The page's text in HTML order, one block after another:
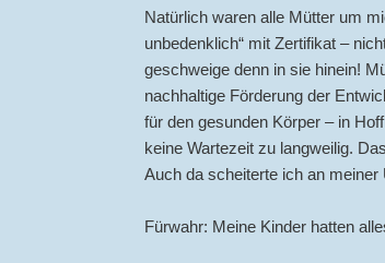
Natürlich waren alle Mütter um
unbedenklich“ mit Zertifikat –
geschweige denn in sie hinein!
nachhaltige Förderung der
für den gesunden Körper – in
keine Wartezeit zu langweilig.
Auch da scheiterte ich an
Fürwahr: Meine Kinder hatten